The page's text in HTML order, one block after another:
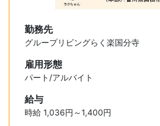
勤務先
グループリビングらく楽国分寺
雇用形態
パート/アルバイト
給与
時給 1,036円～1,400円